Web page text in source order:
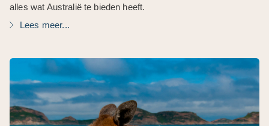
alles wat Australië te bieden heeft.
Lees meer...